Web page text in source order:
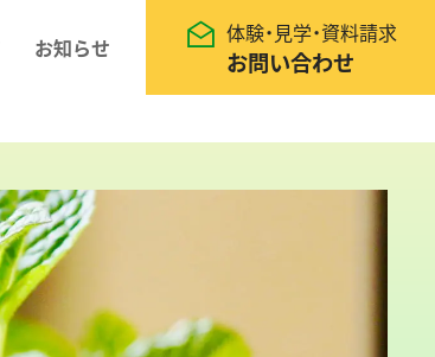
お知らせ
体験・見学・資料請求
お問い合わせ